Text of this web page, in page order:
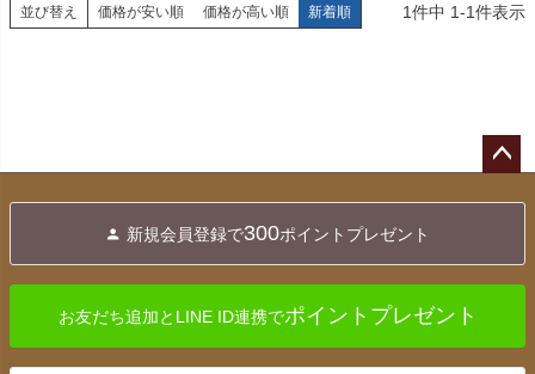
並び替え 価格が安い順 価格が高い順 新着順 1件中 1-1件表示
へ
新規会員登録で300ポイントプレゼント
お友だち追加とLINE ID連携でポイントプレゼント